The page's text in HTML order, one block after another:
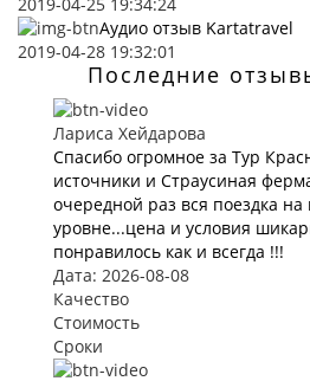
Аудио отзыв Kartatravel
2019-04-28 19:32:01
Последние
Лариса Хейдарова
Спасибо огромное за Тур
источники и Страусиная
очередной раз вся поездка
уровне...цена и условия
понравилось как и всегда !!!
Дата: 2026-08-08
Качество
Стоимость
Сроки